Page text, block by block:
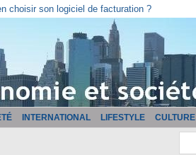
choisir son logiciel de facturation ?
INTERNATIONAL LIFESTYLE CULTURE